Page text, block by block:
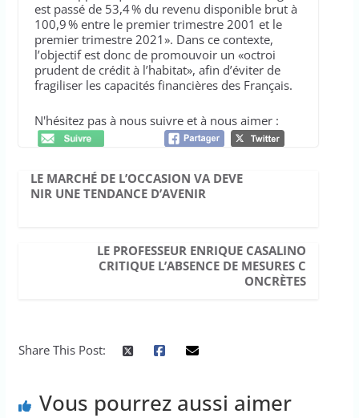
est passé de 53,4 % du revenu disponible brut à
100,9 % entre le premier trimestre 2001 et le
premier trimestre 2021». Dans ce contexte,
l’objectif est donc de promouvoir un «octroi
prudent de crédit à l’habitat», afin d’éviter de
fragiliser les capacités financières des Français.
N'hésitez pas à nous suivre et à nous aimer :
LE MARCHÉ DE L’OCCASION VA DEVE
NIR UNE TENDANCE D’AVENIR
LE PROFESSEUR ENRIQUE CASALINO
CRITIQUE L’ABSENCE DE MESURES C
ONCRÈTES
Share This Post:
Vous pourrez aussi aimer